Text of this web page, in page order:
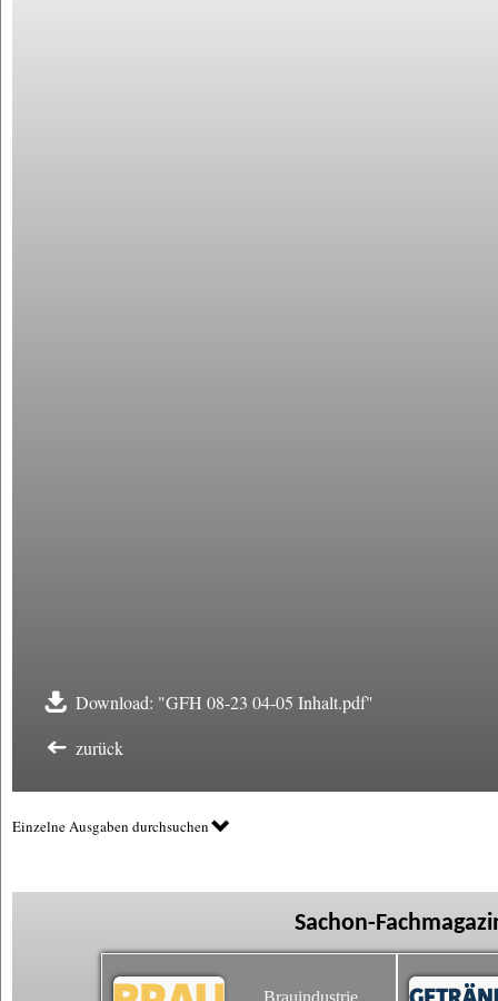
Download: "GFH 08-23 04-05 Inhalt.pdf"
zurück
Einzelne Ausgaben durchsuchen
Sachon-
Brauindustrie